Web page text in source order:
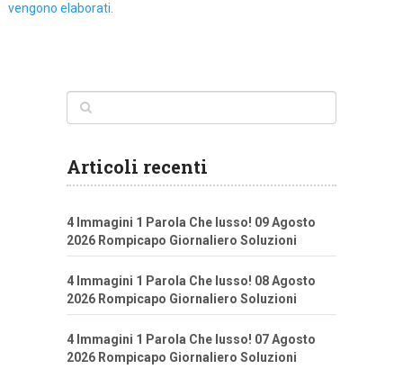
vengono elaborati.
Articoli recenti
4 Immagini 1 Parola Che lusso! 09 Agosto
2026 Rompicapo Giornaliero Soluzioni
4 Immagini 1 Parola Che lusso! 08 Agosto
2026 Rompicapo Giornaliero Soluzioni
4 Immagini 1 Parola Che lusso! 07 Agosto
2026 Rompicapo Giornaliero Soluzioni